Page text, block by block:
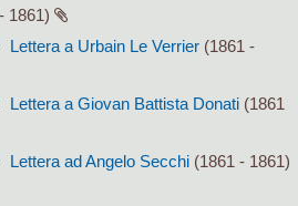
1861)
Lettera a Urbain Le Verrier (1861 -
Lettera a Giovan Battista Donati (1861
Lettera ad Angelo Secchi (1861 - 1861)